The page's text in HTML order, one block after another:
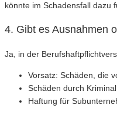
könnte im Schadensfall dazu
4. Gibt es Ausnahmen
Ja, in der
Vorsatz: Schäden, die
Schäden durch
Haftung für